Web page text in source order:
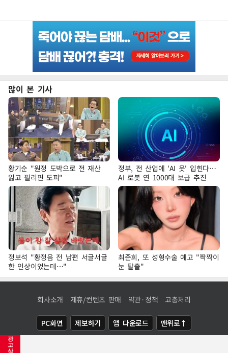
광
고
삭
많이 본 기사
황기순 "원정 도박으로 전 재산
잃고 필리핀 도피"
정부, 전 산업에 'AI 옷' 입힌다…
AI 로봇 연 1000대 보급 추진
정보석 "황정음 전 남편 서글서글
한 인상이었는데…"
최준희, 또 성형수술 예고 "짝짝이
눈 탈출"
회사소개 제휴/컨텐츠 판매 약관·정책 고충처리
PC화면 제보하기 앱 다운로드 맨위로↑